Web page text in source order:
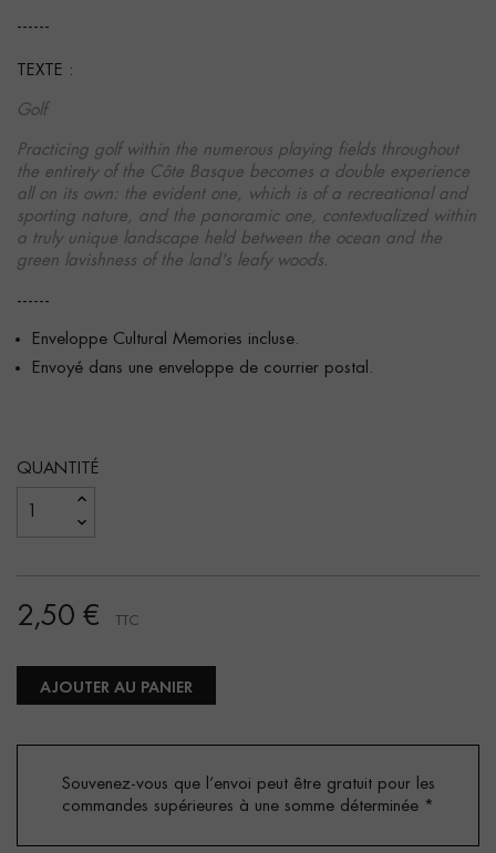
------
TEXTE :
Golf
Practicing golf within the numerous playing fields throughout
the entirety of the Côte Basque becomes a double experience
all on its own: the evident one, which is of a recreational and
sporting nature, and the panoramic one, contextualized within
a truly unique landscape held between the ocean and the
green lavishness of the land's leafy woods.
------
Enveloppe Cultural Memories incluse.
Envoyé dans une enveloppe de courrier postal.
QUANTITÉ
2,50 € TTC
AJOUTER AU PANIER
Souvenez-vous que l’envoi peut être gratuit pour les
commandes supérieures à une somme déterminée *